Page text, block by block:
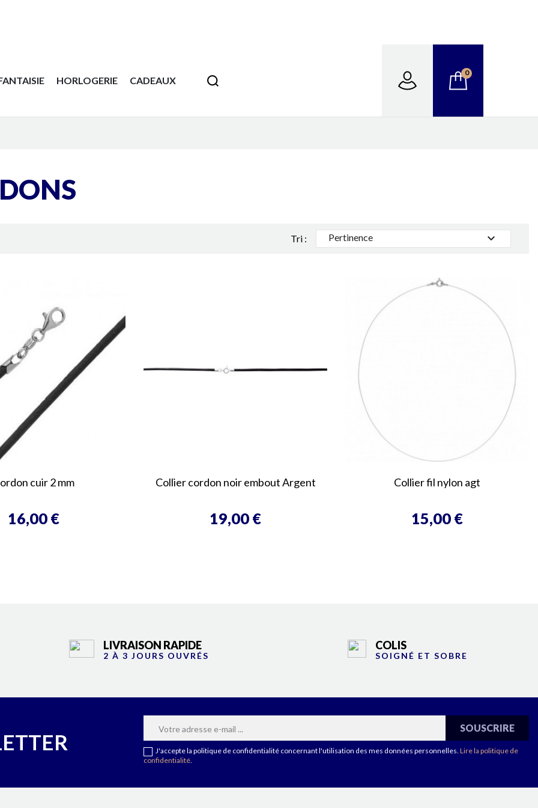
HORLOGERIE CADEAUX
0
Tri : Pertinence 
cuir 2 mm
Prix
16,00 €
Collier cordon noir embout Argent
Prix
19,00 €
Collier fil nylon agt
Prix
15,00 €
LIVRAISON RAPIDE
2 À 3 JOURS OUVRÉS
COLIS
SOIGNÉ ET SOBRE
J'accepte la politique de confidentialité concernant l'utilisation des mes données personnelles. Lire la politique de
confidentialité